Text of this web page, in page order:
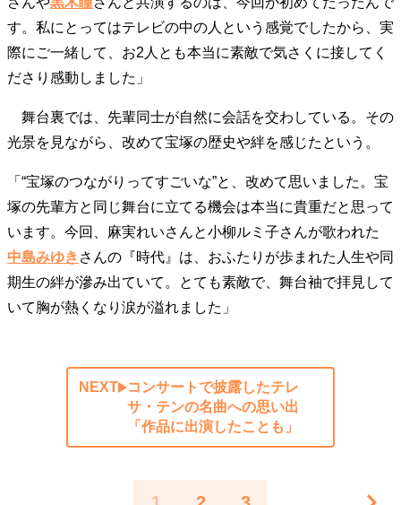
す。私にとってはテレビの中の人という感覚でしたから、実
際にご一緒して、お2人とも本当に素敵で気さくに接してく
ださり感動しました」
舞台裏では、先輩同士が自然に会話を交わしている。その
光景を見ながら、改めて宝塚の歴史や絆を感じたという。
「“宝塚のつながりってすごいな”と、改めて思いました。宝
塚の先輩方と同じ舞台に立てる機会は本当に貴重だと思って
います。今回、麻実れいさんと小柳ルミ子さんが歌われた
中島みゆき さんの『時代』は、おふたりが歩まれた人生や同
期生の絆が滲み出ていて。とても素敵で、舞台袖で拝見して
いて胸が熱くなり涙が溢れました」
NEXT
コンサートで披露したテレ
サ・テンの名曲への思い出
「作品に出演したことも」